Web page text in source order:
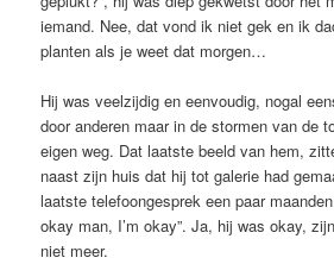
iemand. Nee, dat vond ik niet gek en ik
planten als je weet dat morgen…
Hij was veelzijdig en eenvoudig, nogal
door anderen maar in de stormen van de
eigen weg. Dat laatste beeld van hem,
naast zijn huis dat hij tot galerie had
laatste telefoongesprek een paar
okay man, I’m okay”. Ja, hij was okay,
niet meer.